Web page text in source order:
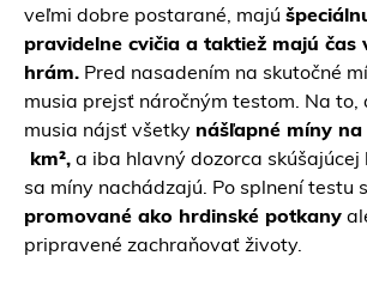
veľmi dobre postarané, majú
pravidelne cvičia a taktiež majú čas
hrám. Pred nasadením na skutočné
musia prejsť náročným testom. Na to,
musia nájsť všetky nášľapné míny
km², a iba hlavný dozorca skúšajúcej
sa míny nachádzajú. Po splnení testu
promované ako hrdinské potkany
pripravené zachraňovať životy.